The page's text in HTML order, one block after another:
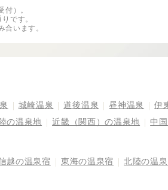
）。
です。
います。
城崎温泉 道後温泉 昼神温泉
伊
の温泉地 近畿（関西）の温泉地 中
越の温泉宿 東海の温泉宿
北陸の温